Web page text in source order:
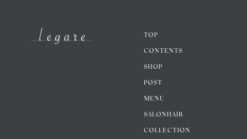
TOP
CONTENTS
SHOP
POST
MENU
SALONHAIR
COLLECTION